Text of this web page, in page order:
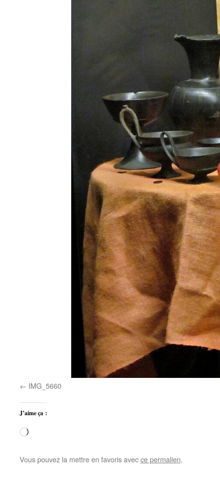
IMG_5660
J’aime ça :
Chargement…
Vous pouvez la mettre en favoris avecce permalien.